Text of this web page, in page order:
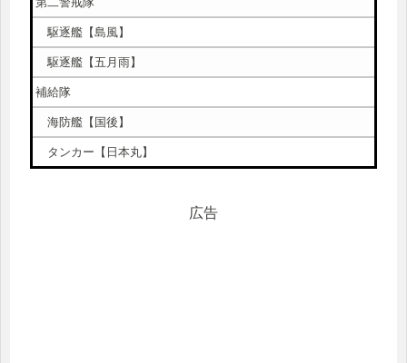
駆逐艦【島風】
駆逐艦【五月雨】
補給隊
海防艦【国後】
タンカー【日本丸】
広告